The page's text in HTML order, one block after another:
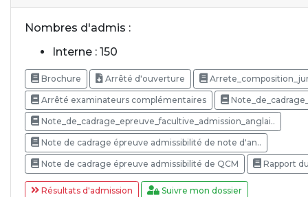
Nombres d'admis :
Interne : 150
Brochure Arrêté d'ouverture
Arrêté examinateurs complémentaires
Note_de_cadrage_epreuve_facultive_admission_anglai..
Note de cadrage épreuve admissibilité de note d'an..
Note de cadrage épreuve admissibilité de QCM Rapport
Résultats d'admission Suivre mon dossier